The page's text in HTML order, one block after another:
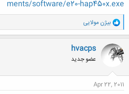
ments/software/e20-hap450x.exe
و
ا
ک
ن
ش
ه
بیژن مولایی
hvacps
عضو جدید
Apr 22, 2011